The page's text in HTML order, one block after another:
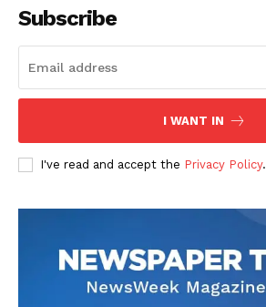
Subscribe
I WANT IN
I've read and accept the Privacy Policy.